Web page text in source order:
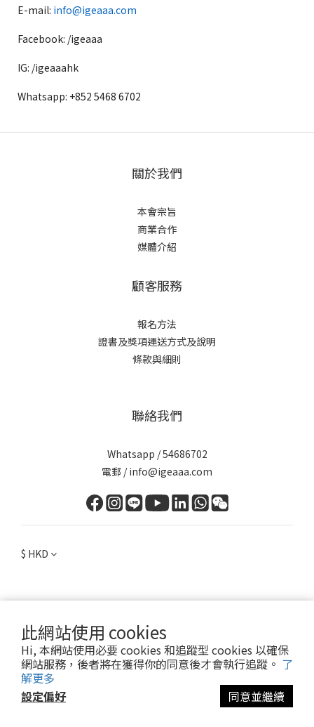
此網站使用 cookies
Hi, 本網站使用必要 cookies 和追蹤型 cookies 以確保
網站服務，後者將在獲得你的同意後才會執行追蹤。 了
解更多
設定偏好
同意並繼續
E-mail: info@igeaaa.com
Facebook: /igeaaa
IG: /igeaaahk
Whatsapp: +852 5468 6702
關於我們
本會宗旨
商業合作
媒體介紹
顧客服務
報名方法
證書及獎項運送方式及說明
條款與細則
聯絡我們
Whatsapp / 54686702
電郵 / info@igeaaa.com
$ HKD
提醒您，我們不會以電話或簡訊方式通知變更付款方式。
Copyright. International Gifted Education And Art Association 2025. All rights